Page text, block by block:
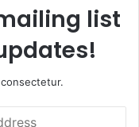
list